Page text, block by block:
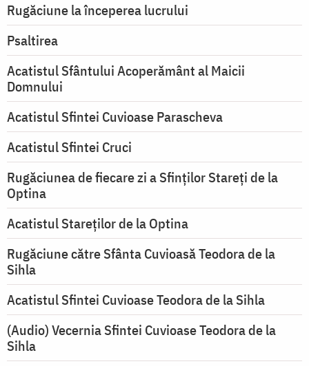
Rugăciune la începerea lucrului
Psaltirea
Acatistul Sfântului Acoperământ al Maicii
Domnului
Acatistul Sfintei Cuvioase Parascheva
Acatistul Sfintei Cruci
Rugăciunea de fiecare zi a Sfinților Stareți de la
Optina
Acatistul Stareţilor de la Optina
Rugăciune către Sfânta Cuvioasă Teodora de la
Sihla
Acatistul Sfintei Cuvioase Teodora de la Sihla
(Audio) Vecernia Sfintei Cuvioase Teodora de la
Sihla